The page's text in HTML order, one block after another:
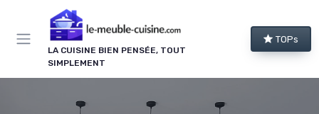
LA CUISINE BIEN PENSÉE, TOUT
SIMPLEMENT
TOPs
Panneau de gestion des cookies